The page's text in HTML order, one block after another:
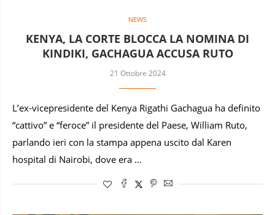
NEWS
KENYA, LA CORTE BLOCCA LA NOMINA DI
KINDIKI, GACHAGUA ACCUSA RUTO
21 Ottobre 2024
L’ex-vicepresidente del Kenya Rigathi Gachagua ha definito
“cattivo” e “feroce” il presidente del Paese, William Ruto,
parlando ieri con la stampa appena uscito dal Karen
hospital di Nairobi, dove era …